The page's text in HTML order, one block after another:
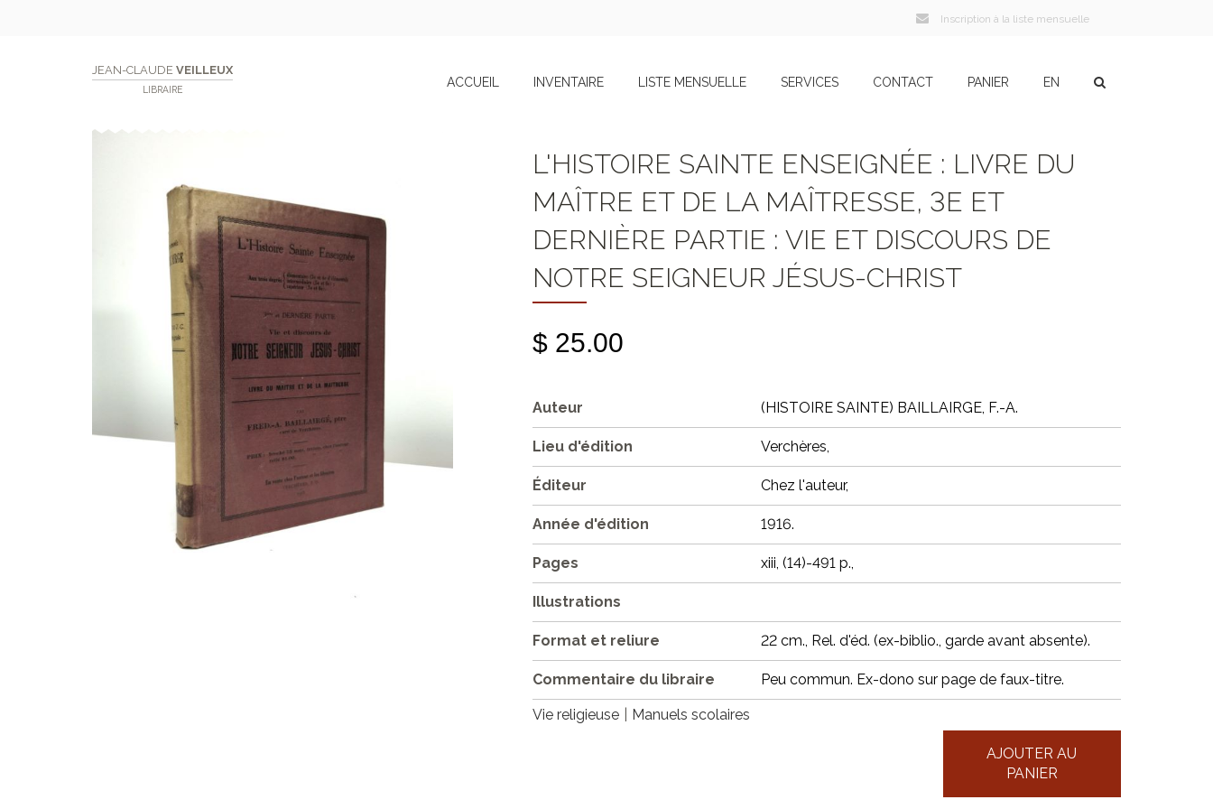
Inscription à la liste mensuelle
JEAN-CLAUDE VEILLEUX
LIBRAIRE
ACCUEIL INVENTAIRE LISTE MENSUELLE SERVICES CONTACT PANIER EN
L'HISTOIRE SAINTE ENSEIGNÉE : LIVRE DU
MAÎTRE ET DE LA MAÎTRESSE, 3E ET
DERNIÈRE PARTIE : VIE ET DISCOURS DE
NOTRE SEIGNEUR JÉSUS-CHRIST
$ 25.00
Auteur (HISTOIRE SAINTE) BAILLAIRGE, F.-A.
Lieu d'édition Verchères,
Éditeur Chez l'auteur,
Année d'édition 1916.
Pages xiii, (14)-491 p.,
Illustrations
Format et reliure 22 cm., Rel. d'éd. (ex-biblio., garde avant absente).
Commentaire du libraire Peu commun. Ex-dono sur page de faux-titre.
Vie religieuse Manuels scolaires
AJOUTER AU
PANIER